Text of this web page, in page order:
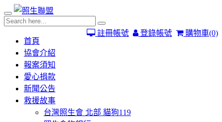
購物車(0)
登錄帳號
註冊帳號
首頁
協會介紹
報案須知
愛心捐款
新聞公告
救援故事
台灣照生會 北部 貓狗119